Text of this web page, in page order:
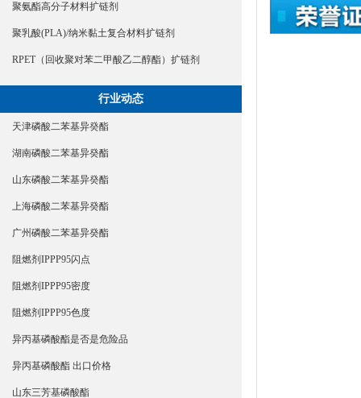
聚氨酯高分子材料扩链剂
聚乳酸(PLA)/纳米黏土复合材料扩链剂
RPET（回收聚对苯二甲酸乙二醇酯）扩链剂
行业动态
天津磷酸二苯基异癸酯
湖南磷酸二苯基异癸酯
山东磷酸二苯基异癸酯
上海磷酸二苯基异癸酯
广州磷酸二苯基异癸酯
阻燃剂IPPP95闪点
阻燃剂IPPP95密度
阻燃剂IPPP95色度
异丙基磷酸酯是否是危险品
异丙基磷酸酯 出口价格
山东三芳基磷酸酯